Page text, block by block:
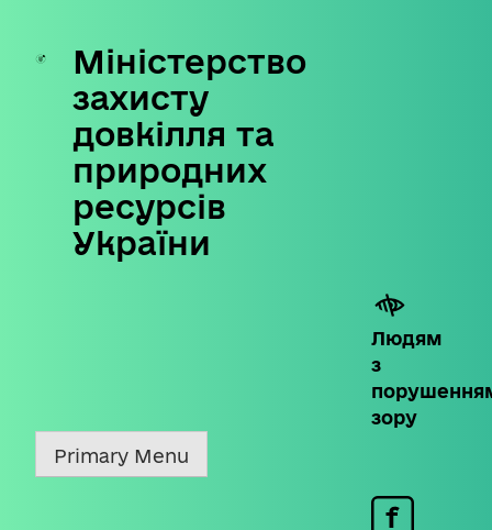
Skip
content
Міністерство
захисту
довкілля та
природних
ресурсів
України
Людям
з
зору
Primary Menu